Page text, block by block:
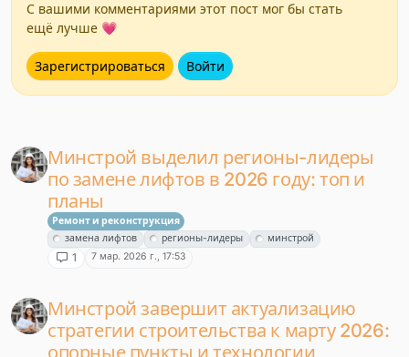
С вашими комментариями этот пост мог бы стать
ещё лучше 💗
Зарегистрироваться Войти
Минстрой выделил регионы-лидеры
по замене лифтов в 2026 году: топ и
планы
Ремонт и реконструкция
замена лифтов
регионы-лидеры минстрой
1 7 мар. 2026 г., 17:53
Минстрой завершит актуализацию
стратегии строительства к марту 2026:
опорные пункты и технологии